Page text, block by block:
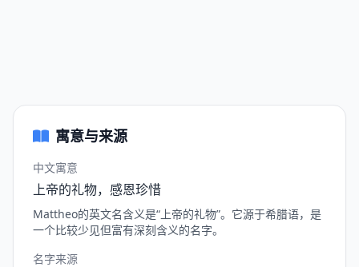
寓意与来源
中文寓意
上帝的礼物，感恩珍惜
Mattheo的英文名含义是“上帝的礼物”。它源于希腊语，是
一个比较少见但富有深刻含义的名字。
名字来源